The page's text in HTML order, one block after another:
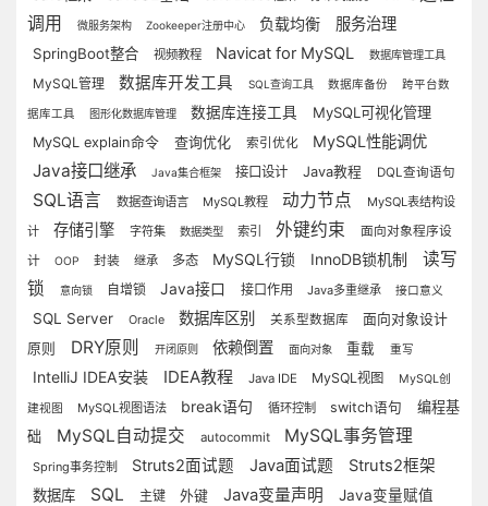
调用
微服务架构 Zookeeper注册中心 负载均衡 服务治理
SpringBoot整合 视频教程 Navicat for MySQL 数据库管理工具
MySQL管理 数据库开发工具 SQL查询工具 数据库备份 跨平台数
据库工具 图形化数据库管理 数据库连接工具 MySQL可视化管理
MySQL explain命令 查询优化 索引优化 MySQL性能调优
Java接口继承 Java集合框架 接口设计 Java教程 DQL查询语句
SQL语言 数据查询语言 MySQL教程 动力节点
MySQL表结构设
计
存储引擎 字符集 数据类型 索引 外键约束
面向对象程序设
计
OOP 封装 继承 多态 MySQL行锁 InnoDB锁机制
读写
锁
意向锁 自增锁 Java接口 接口作用 Java多重继承 接口意义
SQL Server Oracle 数据库区别 关系型数据库
面向对象设计
原则
DRY原则 开闭原则 依赖倒置 面向对象 重载 重写
IntelliJ IDEA安装 IDEA教程 Java IDE MySQL视图 MySQL创
建视图 MySQL视图语法 break语句 循环控制 switch语句
编程基
础
MySQL自动提交 autocommit MySQL事务管理
Spring事务控制 Struts2面试题 Java面试题 Struts2框架
数据库 SQL 主键 外键 Java变量声明 Java变量赋值